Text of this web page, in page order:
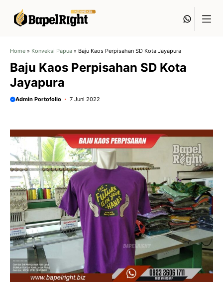
Home » Konveksi Papua » Baju Kaos Perpisahan SD Kota Jayapura
Baju Kaos Perpisahan SD Kota
Jayapura
Admin Portofolio 7 Juni 2022